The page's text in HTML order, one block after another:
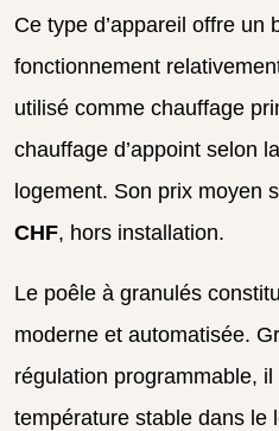
Ce type d’appareil offre un
fonctionnement
utilisé comme chauffage
chauffage d’appoint selon
logement. Son prix moyen
CHF, hors installation.
Le poêle à granulés
moderne et automatisée.
régulation programmable,
température stable dans le